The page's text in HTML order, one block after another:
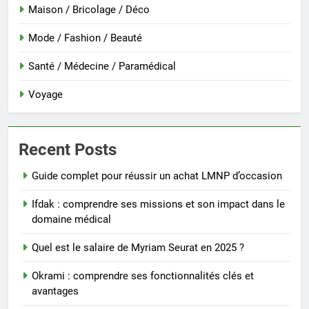
Maison / Bricolage / Déco
Mode / Fashion / Beauté
Santé / Médecine / Paramédical
Voyage
Recent Posts
Guide complet pour réussir un achat LMNP d’occasion
Ifdak : comprendre ses missions et son impact dans le
domaine médical
Quel est le salaire de Myriam Seurat en 2025 ?
Okrami : comprendre ses fonctionnalités clés et
avantages